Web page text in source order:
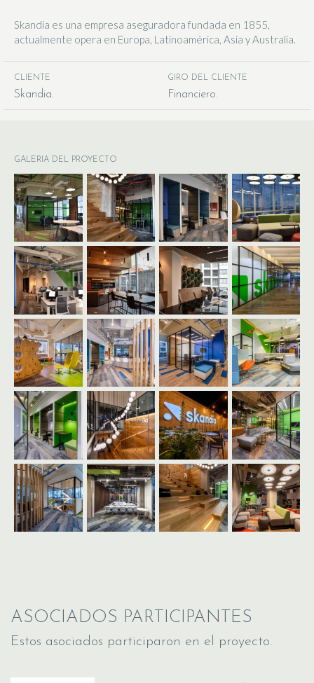
Skandia es una empresa aseguradora fundada en 1855,
actualmente opera en Europa, Latinoamérica, Asia y Australia.
CLIENTE
Skandia
GIRO DEL CLIENTE
Financiero
GALERIA DEL PROYECTO
ASOCIADOS PARTICIPANTES
Estos asociados participaron en el proyecto.